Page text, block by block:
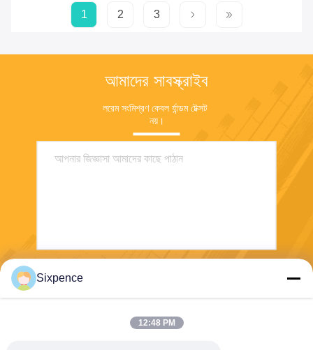
1 2 3
আমাদের সাবস্ক্রাইব
লরেম সংমিশ্রণ কেবল র্যান্ডম টেক্সট
নয়।
Sixpence
12:48 PM